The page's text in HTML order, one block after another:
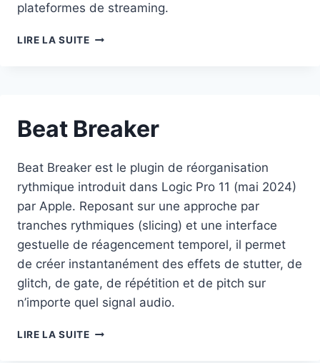
plateformes de streaming.
LIRE LA SUITETRUE
Beat Breaker
Beat Breaker est le plugin de réorganisation
rythmique introduit dans Logic Pro 11 (mai 2024)
par Apple. Reposant sur une approche par
tranches rythmiques (slicing) et une interface
gestuelle de réagencement temporel, il permet
de créer instantanément des effets de stutter, de
glitch, de gate, de répétition et de pitch sur
n’importe quel signal audio.
LIRE LA SUITEBEAT